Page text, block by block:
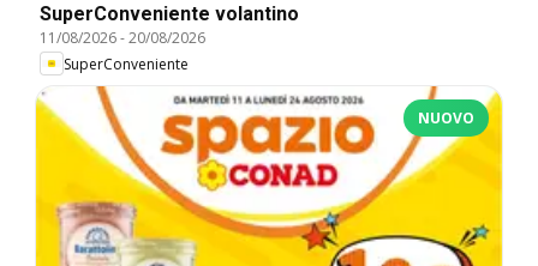
SuperConveniente volantino
11/08/2026-20/08/2026
SuperConveniente
NUOVO